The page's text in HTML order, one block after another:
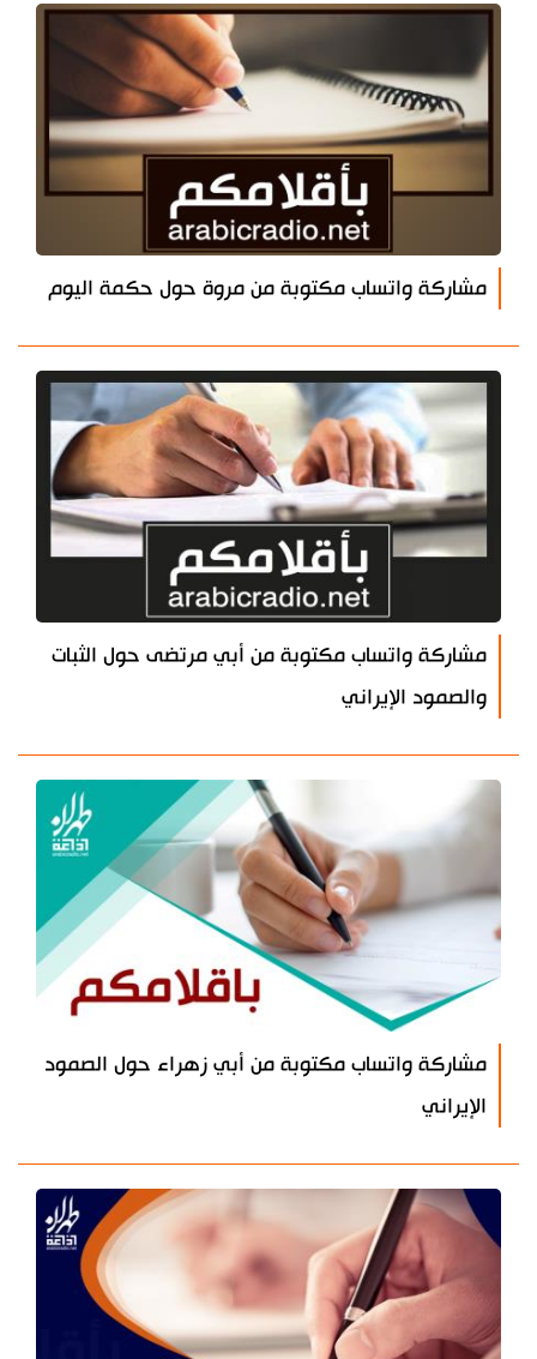
مشاركة واتساب مكتوبة من مروة حول حكمة اليوم
مشاركة واتساب مكتوبة من أبي مرتضى حول الثبات
والصمود الإيراني
مشاركة واتساب مكتوبة من أبي زهراء حول الصمود
الإيراني